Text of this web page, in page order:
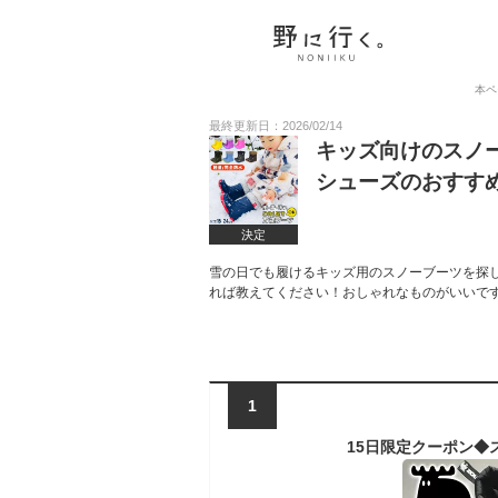
本
最終更新日：2026/02/14
決定
キッズ向けのスノ
シューズのおすす
雪の日でも履けるキッズ用のスノーブーツを
れば教えてください！おしゃれなものがいい
1